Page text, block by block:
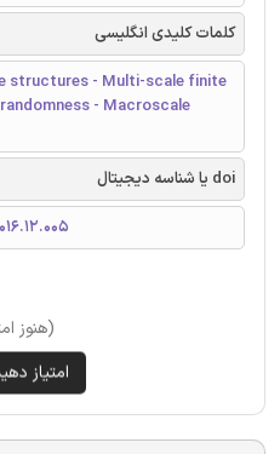
کلمات کلیدی انگلیسی
structures - Multi-scale finite
- Macroscale
doi یا شناسه دیجیتال
(هنوز